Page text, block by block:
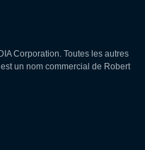
Corporation. Toutes les autres
un nom commercial de Robert